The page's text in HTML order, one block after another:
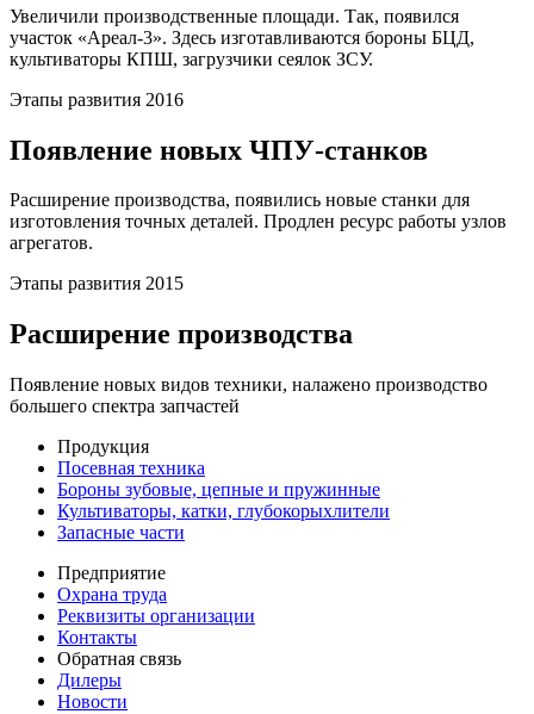
Увеличили производственные площади. Так, появился
участок «Ареал-3». Здесь изготавливаются бороны БЦД,
культиваторы КПШ, загрузчики сеялок ЗСУ.
Этапы развития 2016
Появление новых ЧПУ-станков
Расширение производства, появились новые станки для
изготовления точных деталей. Продлен ресурс работы узлов
агрегатов.
Этапы развития 2015
Расширение производства
Появление новых видов техники, налажено производство
большего спектра запчастей
Продукция
Посевная техника
Бороны зубовые, цепные и пружинные
Культиваторы, катки, глубокорыхлители
Запасные части
Предприятие
Охрана труда
Реквизиты организации
Контакты
Обратная связь
Дилеры
Новости